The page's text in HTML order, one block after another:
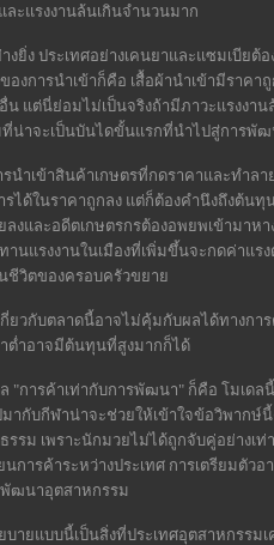
ละแรงงานล้นเกินจำนวนมาก
ง ประเทศอย่างเคนยาและแซมเบียต้
องการนำเข้าก็คือ เสื้อผ้านำเข้ามีราค
แต่นี่ย่อมไม่เป็นจริงถ้ามีภาวะแรงงา
ที่น่าจะเป็นบันไดขั้นแรกที่นำไปสู่การพั
นำเข้าสินค้าเกษตรที่กดราคาและทำล
รได้ในราคาถูกลง แต่ก็ต้องคำนึงถึงต้
งและอดีตเกษตรกรต้องอพยพเข้ามาหา
านแรงงานในเมืองที่เพิ่มขึ้นจะกดค่าแ
ชีวิตของครอบครัวขยาย
ยวกับตลาดนี้อาจไม่คุ้มกับผลได้ทางกา
ต่ำอาจมีต้นทุนที่สูงมากก็ได้
"การค้าเท่ากับการพัฒนา" ก็คือ โมเด
มากับกีฬาน่าจะช่วยให้เข้าใจข้อวิพาก
รม เพราะนักมวยไม่ได้ถูกจับคู่อย่างเท่
นการค้าระหว่างประเทศ การเตรียมตั
พัฒนาอุตสาหกรรม
ยบายแบบนี้เป็นสิ่งที่ประเทศอุตสาหกรร